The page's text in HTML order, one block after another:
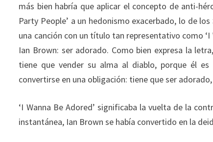
más bien habría que aplicar el concepto de anti-
Party People’ a un hedonismo exacerbado, lo de
una canción con un título tan representativo como
Ian Brown: ser adorado. Como bien expresa la
tiene que vender su alma al diablo, porque él
convertirse en una obligación: tiene que ser
‘I Wanna Be Adored’ significaba la vuelta de la
instantánea, Ian Brown se había convertido en la